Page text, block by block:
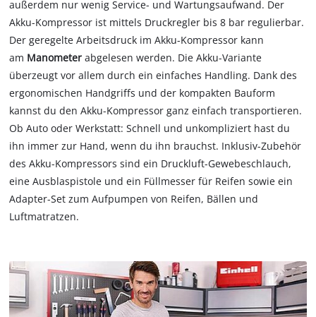
außerdem nur wenig Service- und Wartungsaufwand. Der
Akku-Kompressor ist mittels Druckregler bis 8 bar regulierbar.
Der geregelte Arbeitsdruck im Akku-Kompressor kann
am Manometerabgelesen werden. Die Akku-Variante
überzeugt vor allem durch ein einfaches Handling. Dank des
ergonomischen Handgriffs und der kompakten Bauform
kannst du den Akku-Kompressor ganz einfach transportieren.
Ob Auto oder Werkstatt: Schnell und unkompliziert hast du
ihn immer zur Hand, wenn du ihn brauchst. Inklusiv-Zubehör
des Akku-Kompressors sind ein Druckluft-Gewebeschlauch,
eine Ausblaspistole und ein Füllmesser für Reifen sowie ein
Adapter-Set zum Aufpumpen von Reifen, Bällen und
Luftmatratzen.